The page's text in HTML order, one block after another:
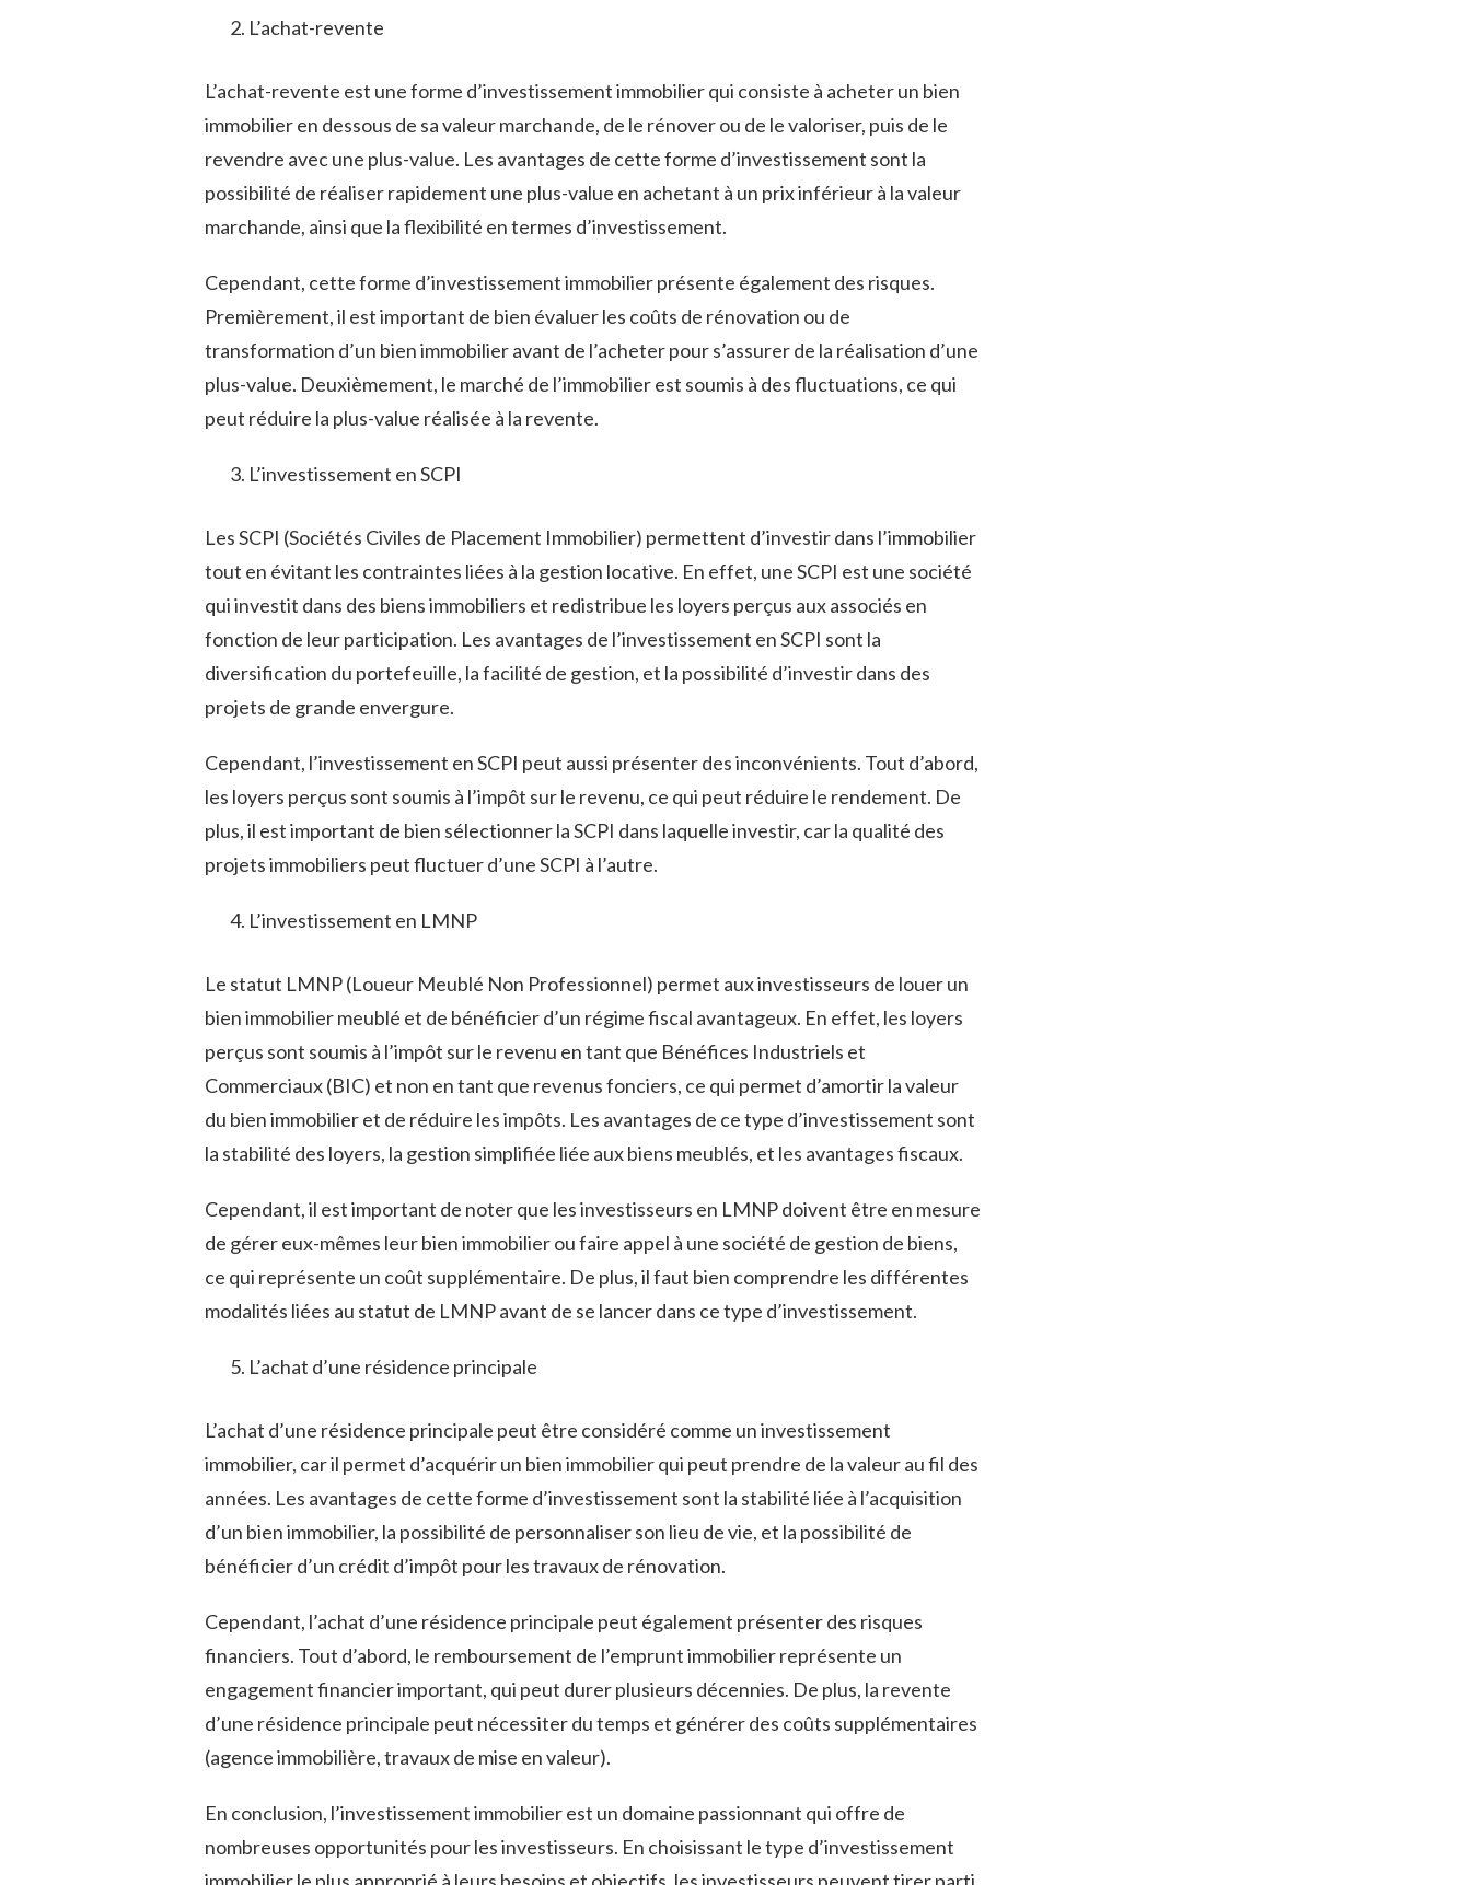
L’achat-revente
L’achat-revente est une forme d’investissement immobilier qui consiste à acheter un bien
immobilier en dessous de sa valeur marchande, de le rénover ou de le valoriser, puis de le
revendre avec une plus-value. Les avantages de cette forme d’investissement sont la
possibilité de réaliser rapidement une plus-value en achetant à un prix inférieur à la valeur
marchande, ainsi que la flexibilité en termes d’investissement.
Cependant, cette forme d’investissement immobilier présente également des risques.
Premièrement, il est important de bien évaluer les coûts de rénovation ou de
transformation d’un bien immobilier avant de l’acheter pour s’assurer de la réalisation d’une
plus-value. Deuxièmement, le marché de l’immobilier est soumis à des fluctuations, ce qui
peut réduire la plus-value réalisée à la revente.
L’investissement en SCPI
Les SCPI (Sociétés Civiles de Placement Immobilier) permettent d’investir dans l’immobilier
tout en évitant les contraintes liées à la gestion locative. En effet, une SCPI est une société
qui investit dans des biens immobiliers et redistribue les loyers perçus aux associés en
fonction de leur participation. Les avantages de l’investissement en SCPI sont la
diversification du portefeuille, la facilité de gestion, et la possibilité d’investir dans des
projets de grande envergure.
Cependant, l’investissement en SCPI peut aussi présenter des inconvénients. Tout d’abord,
les loyers perçus sont soumis à l’impôt sur le revenu, ce qui peut réduire le rendement. De
plus, il est important de bien sélectionner la SCPI dans laquelle investir, car la qualité des
projets immobiliers peut fluctuer d’une SCPI à l’autre.
L’investissement en LMNP
Le statut LMNP (Loueur Meublé Non Professionnel) permet aux investisseurs de louer un
bien immobilier meublé et de bénéficier d’un régime fiscal avantageux. En effet, les loyers
perçus sont soumis à l’impôt sur le revenu en tant que Bénéfices Industriels et
Commerciaux (BIC) et non en tant que revenus fonciers, ce qui permet d’amortir la valeur
du bien immobilier et de réduire les impôts. Les avantages de ce type d’investissement sont
la stabilité des loyers, la gestion simplifiée liée aux biens meublés, et les avantages fiscaux.
Cependant, il est important de noter que les investisseurs en LMNP doivent être en mesure
de gérer eux-mêmes leur bien immobilier ou faire appel à une société de gestion de biens,
ce qui représente un coût supplémentaire. De plus, il faut bien comprendre les différentes
modalités liées au statut de LMNP avant de se lancer dans ce type d’investissement.
L’achat d’une résidence principale
L’achat d’une résidence principale peut être considéré comme un investissement
immobilier, car il permet d’acquérir un bien immobilier qui peut prendre de la valeur au fil des
années. Les avantages de cette forme d’investissement sont la stabilité liée à l’acquisition
d’un bien immobilier, la possibilité de personnaliser son lieu de vie, et la possibilité de
bénéficier d’un crédit d’impôt pour les travaux de rénovation.
Cependant, l’achat d’une résidence principale peut également présenter des risques
financiers. Tout d’abord, le remboursement de l’emprunt immobilier représente un
engagement financier important, qui peut durer plusieurs décennies. De plus, la revente
d’une résidence principale peut nécessiter du temps et générer des coûts supplémentaires
(agence immobilière, travaux de mise en valeur).
En conclusion, l’investissement immobilier est un domaine passionnant qui offre de
nombreuses opportunités pour les investisseurs. En choisissant le type d’investissement